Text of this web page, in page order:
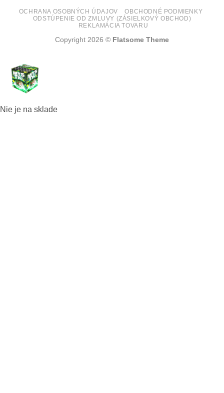
OCHRANA OSOBNÝCH ÚDAJOV
OBCHODNÉ PODMIENKY
ODSTÚPENIE OD ZMLUVY (ZÁSIELKOVÝ OBCHOD)
REKLAMÁCIA TOVARU
Copyright 2026 © Flatsome Theme
Nie je na sklade